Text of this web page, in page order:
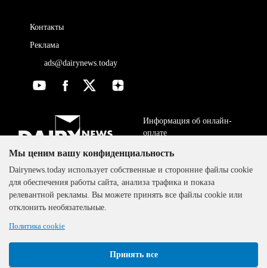
Контакты
Реклама
ads@dairynews.today
The DairyNews, все права
защищены, 2000-2024
Информация об онлайн-
оплате
ДОГОВОР-ОФЕРТА
Политика
конфиденциальности
Мы ценим вашу конфиденциальность
Dairynews.today использует собственные и сторонние файлы cookie
для обеспечения работы сайта, анализа трафика и показа
релевантной рекламы. Вы можете принять все файлы cookie или
отклонить необязательные.
Политика cookie
Принять все